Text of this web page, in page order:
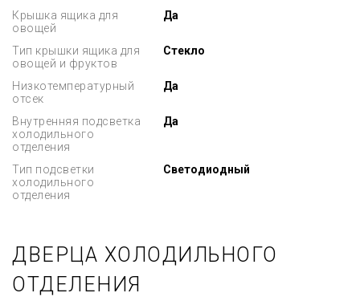
Крышка ящика для
овощей
Да
Тип крышки ящика для
овощей и фруктов
Стекло
Низкотемпературный
отсек
Да
Внутренняя подсветка
холодильного
отделения
Да
Тип подсветки
холодильного
отделения
Светодиодный
ДВЕРЦА ХОЛОДИЛЬНОГО
ОТДЕЛЕНИЯ